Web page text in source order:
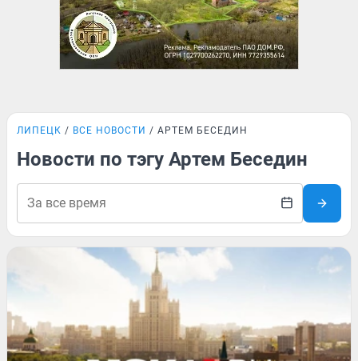
ЛИПЕЦК ВСЕ НОВОСТИ АРТЕМ БЕСЕДИН
Новости по тэгу Артем Беседин